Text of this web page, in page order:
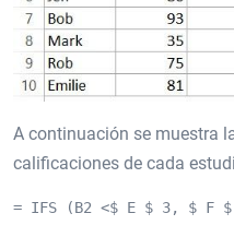
A continuación se muestra
calificaciones de cada
= IFS (B2 <$ E $ 3, $ F